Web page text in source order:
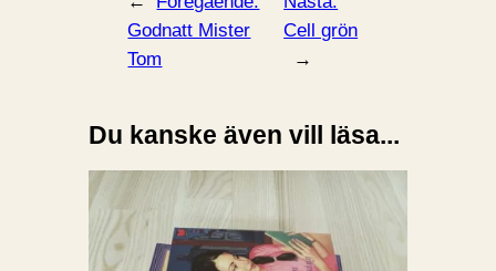
Godnatt Mister
Tom
Cell grön
→
Du kanske även vill läsa...